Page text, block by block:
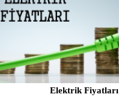
@enerjiatlasi
Elektrik Fiyatları